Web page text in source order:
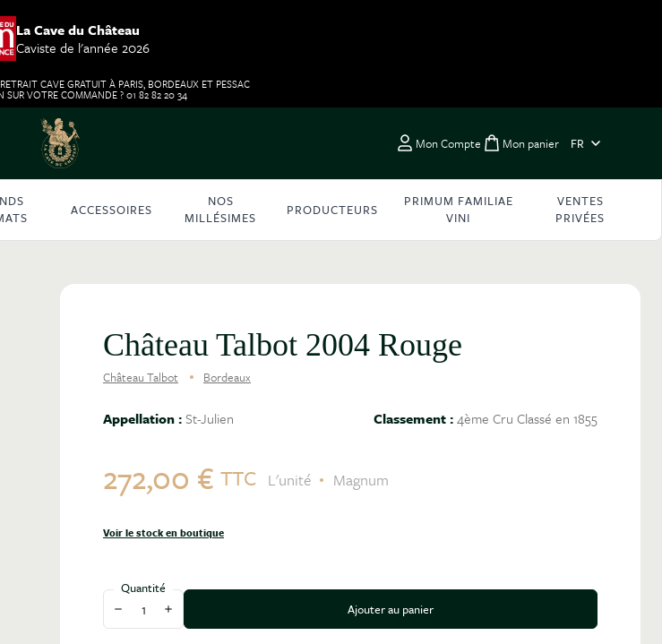
La Cave du Château
Caviste de l'année 2026
CAVE GRATUIT À PARIS, BORDEAUX ET PESSAC
SUR VOTRE COMMANDE ? 01 82 82 20 34
Mon Compte Toggle minicart,
Mon panier FR
ACCESSOIRES
NOS
MILLÉSIMES
PRODUCTEURS
PRIMUM FAMILIAE
VINI
VENTES
PRIVÉES
Château Talbot 2004 Rouge
Château Talbot Bordeaux
Appellation :St-Julien Classement :4ème Cru Classé en 1855
272,00 € TTC L'unité Magnum
Voir le stock en boutique
Quantité
Diminuer la quantité
Augmenter la quantité Ajouter au panier